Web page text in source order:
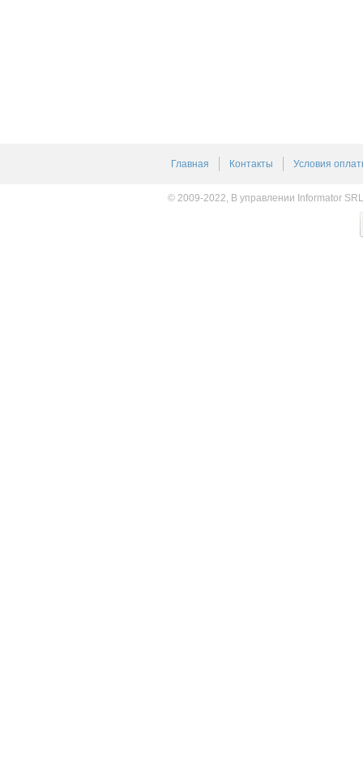
Главная Контакты Условия
© 2009-2022, В управлении Informator SRL